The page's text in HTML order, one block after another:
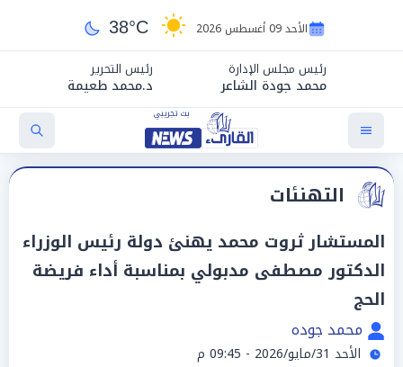
الأحد 09 أغسطس 2026 38°C
رئيس مجلس الإدارة
محمد جودة الشاعر
رئيس التحرير
د.محمد طعيمة
التهنئات
المستشار ثروت محمد يهنئ دولة رئيس الوزراء
الدكتور مصطفى مدبولي بمناسبة أداء فريضة
الحج
محمد جوده
الأحد 31/مايو/2026 - 09:45 م